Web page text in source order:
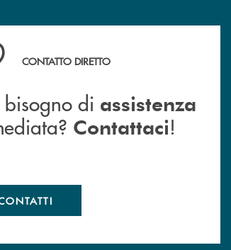
di assistenza immediata? Contattaci !
CONTATTO DIRETTO
di assistenza
Contattaci!